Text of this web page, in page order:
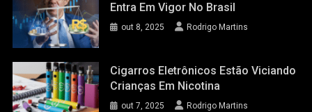
Entra Em Vigor No Brasil
out 8, 2025 Rodrigo Martins
Cigarros Eletrônicos Estão Viciando
Crianças Em Nicotina
out 7, 2025 Rodrigo Martins